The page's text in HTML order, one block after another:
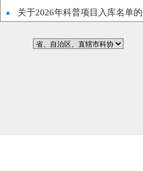
关于2026年科普项目入库名单